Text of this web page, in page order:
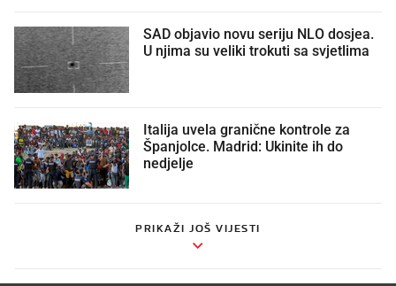
SAD objavio novu seriju NLO dosjea.
U njima su veliki trokuti sa svjetlima
Italija uvela granične kontrole za
Španjolce. Madrid: Ukinite ih do
nedjelje
PRIKAŽI JOŠ VIJESTI